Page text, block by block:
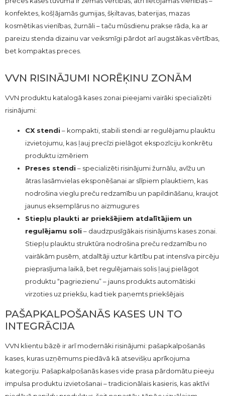
konfektes, košļājamās gumijas, šķiltavas, baterijas, mazas
kosmētikas vienības, žurnāli – taču mūsdienu prakse rāda, ka ar
pareizu stenda dizainu var veiksmīgi pārdot arī augstākas vērtības,
bet kompaktas preces.
VVN RISINĀJUMI NORĒĶINU ZONĀM
VVN produktu katalogā kases zonai pieejami vairāki specializēti
risinājumi:
CX stendi – kompakti, stabili stendi ar regulējamu plauktu
izvietojumu, kas ļauj precīzi pielāgot ekspozīciju konkrētu
produktu izmēriem
Preses stendi – specializēti risinājumi žurnālu, avīžu un
ātras lasāmvielas eksponēšanai ar slīpiem plauktiem, kas
nodrošina vieglu preču redzamību un papildināšanu, kraujot
jaunus eksemplārus no aizmugures
Stiepļu plaukti ar priekšējiem atdalītājiem un
regulējamu soli – daudzpusīgākais risinājums kases zonai.
Stiepļu plauktu struktūra nodrošina preču redzamību no
vairākām pusēm, atdalītāji uztur kārtību pat intensīva pircēju
pieprasījuma laikā, bet regulējamais solis ļauj pielāgot
produktu “pagriezienu” – jauns produkts automātiski
virzoties uz priekšu, kad tiek paņemts priekšējais
PAŠAPKALPOŠANĀS KASES UN TO
INTEGRĀCIJA
VVN klientu bāzē ir arī modernāki risinājumi: pašapkalpošanās
kases, kuras uzņēmums piedāvā kā atsevišķu aprīkojuma
kategoriju. Pašapkalpošanās kases vide prasa pārdomātu pieeju
impulsa produktu izvietošanai – tradicionālais kasieris, kas aktīvi